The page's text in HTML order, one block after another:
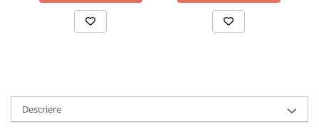
Descriere